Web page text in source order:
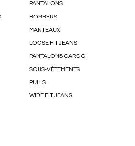
PANTALONS
BOMBERS
MANTEAUX
LOOSE FIT JEANS
PANTALONS CARGO
SOUS-VÊTEMENTS
PULLS
WIDE FIT JEANS